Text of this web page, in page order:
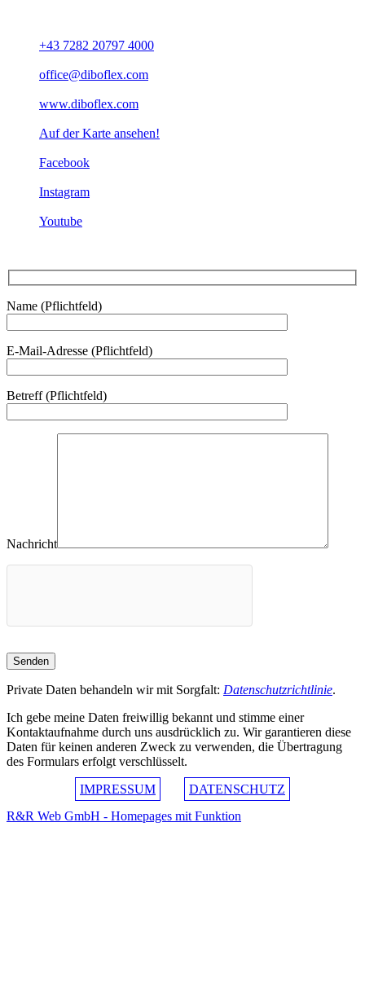
+43 7282 20797 4000
office@diboflex.com
www.diboflex.com
Auf der Karte ansehen!
Facebook
Instagram
Youtube
Name (Pflichtfeld)
E-Mail-Adresse (Pflichtfeld)
Bitte lasse dieses Feld leer.
Betreff (Pflichtfeld)
Nachricht
Private Daten behandeln wir mit Sorgfalt: Datenschutzrichtlinie.
Ich gebe meine Daten freiwillig bekannt und stimme einer
Kontaktaufnahme durch uns ausdrücklich zu. Wir garantieren diese
Daten für keinen anderen Zweck zu verwenden, die Übertragung
des Formulars erfolgt verschlüsselt.
IMPRESSUM
DATENSCHUTZ
R&R Web GmbH - Homepages mit Funktion